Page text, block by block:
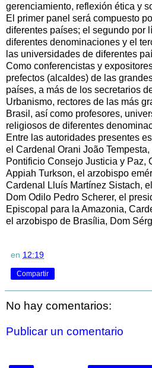
gerenciamiento, reflexión ética y
El primer panel será compuesto
diferentes países; el segundo por
diferentes denominaciones y el
las universidades de diferentes
Como conferencistas y
prefectos (alcaldes) de las
países, a más de los secretarios
Urbanismo, rectores de las más
Brasil, así como profesores,
religiosos de diferentes
Entre las autoridades presentes
el Cardenal Orani João Tempesta,
Pontificio Consejo Justicia y Paz,
Appiah Turkson, el arzobispo
Cardenal Lluís Martínez Sistach,
Dom Odilo Pedro Scherer, el
Episcopal para la Amazonia,
el arzobispo de Brasília, Dom
en 12:19
Compartir
No hay comentarios:
Publicar un comentario